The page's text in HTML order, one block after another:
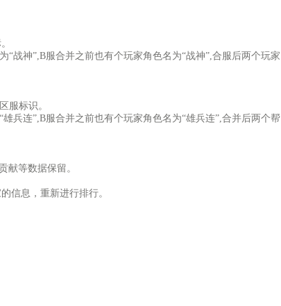
战神”,B服合并之前也有个玩家角色名为“战神”,合服后两个玩家
服标识。
兵连”,B服合并之前也有个玩家角色名为“雄兵连”,合并后两个帮
献等数据保留。
信息，重新进行排行。